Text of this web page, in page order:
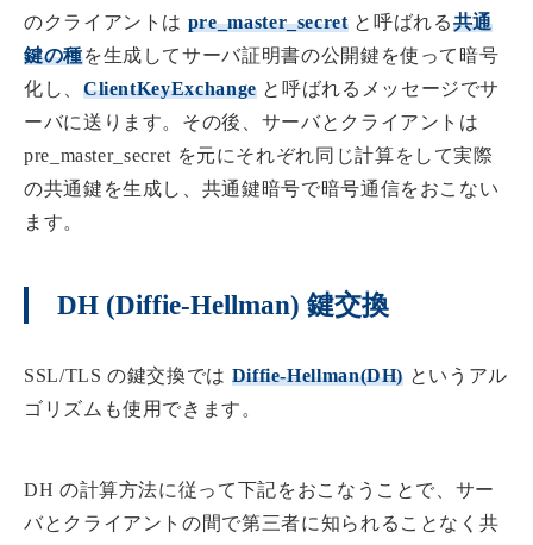
のクライアントは pre_master_secretと呼ばれる共通
鍵の種を生成してサーバ証明書の公開鍵を使って暗号
化し、 ClientKeyExchangeと呼ばれるメッセージでサ
ーバに送ります。その後、サーバとクライアントは
pre_master_secret を元にそれぞれ同じ計算をして実際
の共通鍵を生成し、共通鍵暗号で暗号通信をおこない
ます。
DH (Diffie-Hellman) 鍵交換
SSL/TLS の鍵交換では Diffie-Hellman(DH) というアル
ゴリズムも使用できます。
DH の計算方法に従って下記をおこなうことで、サー
バとクライアントの間で第三者に知られることなく共